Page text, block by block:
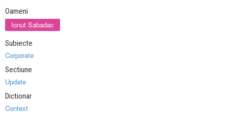
Oameni
Ionut Sabadac
Subiecte
Corporate
Sectiune
Update
Dictionar
Context